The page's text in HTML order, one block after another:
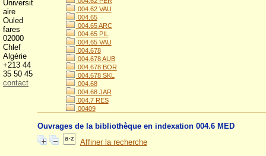
004.62 VAU
004.65
004.65 ARC
004.65 PIL
004.65 VAU
004.678
004.678 AUB
004.678 BOR
004.678 SKL
004.68
004.68 JAR
004.7 RES
00409
Ouvrages de la bibliothèque en indexation 004.6 MED
Affiner la recherche
Universit
aire
Ouled
fares
02000
Chlef
Algérie
+213 44
35 50 45
contact